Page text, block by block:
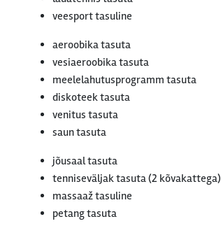
veesport tasuline
aeroobika tasuta
vesiaeroobika tasuta
meelelahutusprogramm tasuta
diskoteek tasuta
venitus tasuta
saun tasuta
jõusaal tasuta
tenniseväljak tasuta (2 kõvakattega)
massaaž tasuline
petang tasuta